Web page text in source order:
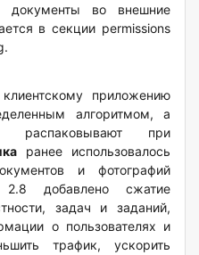
документы во внешние
в секции permissions
приложению
алгоритмом, а
распаковывают при
ранее использовалось
и фотографий
добавлено сжатие
задач и заданий,
о пользователях и
трафик, ускорить